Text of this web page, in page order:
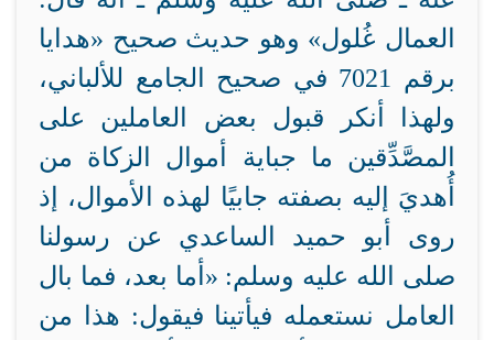
«هدايا العمال غُلول» وهو حديث صحيح
برقم 7021 في صحيح الجامع للألباني،
ولهذا أنكر قبول بعض العاملين على
جباية أموال الزكاة من
المصَّدِّقين ما
أُهديَ إليه بصفته جابيًا لهذه الأموال، إذ
روى أبو حميد الساعدي عن رسولنا
صلى الله عليه وسلم: «أما بعد، فما بال
العامل نستعمله فيأتينا فيقول: هذا من